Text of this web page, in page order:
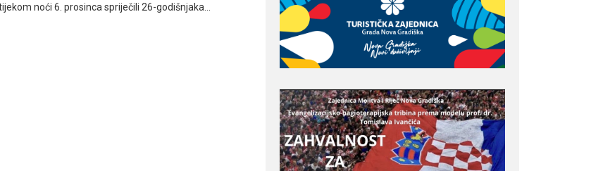
noći 6. prosinca spriječili 26-godišnjaka…